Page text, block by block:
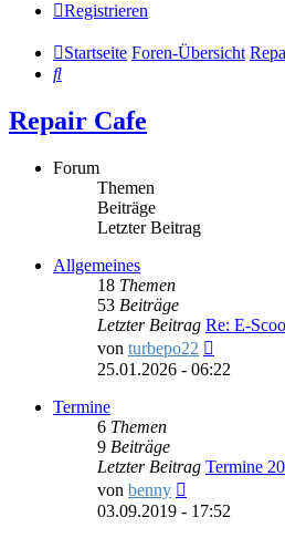
Registrieren
Startseite Foren-Übersicht
Suche
Repair Cafe
Forum
Themen
Beiträge
Letzter Beitrag
Allgemeines
18 Themen
53 Beiträge
Letzter Beitrag Re: E-
von turbepo22
Beitrag
25.01.2026 - 06:22
Termine
6 Themen
9 Beiträge
Letzter Beitrag Termine
von benny
Beitrag
03.09.2019 - 17:52